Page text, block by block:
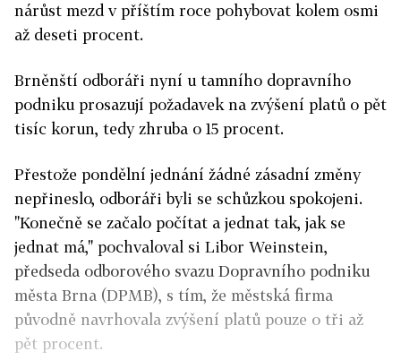
nárůst mezd v příštím roce pohybovat kolem osmi
až deseti procent.
Brněnští odboráři nyní u tamního dopravního
podniku prosazují požadavek na zvýšení platů o pět
tisíc korun, tedy zhruba o 15 procent.
Přestože pondělní jednání žádné zásadní změny
nepřineslo, odboráři byli se schůzkou spokojeni.
"Konečně se začalo počítat a jednat tak, jak se
jednat má," pochvaloval si Libor Weinstein,
předseda odborového svazu Dopravního podniku
města Brna (DPMB), s tím, že městská firma
původně navrhovala zvýšení platů pouze o tři až
pět procent.